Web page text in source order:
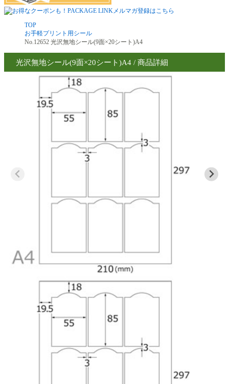
TOP
お手軽プリント用シール
No.12652 光沢無地シール(9面×20シート)A4
光沢無地シール(9面×20シート)A4 / 商品詳細